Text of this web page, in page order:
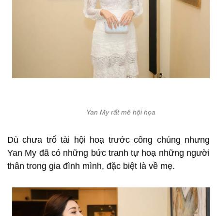
Yan My rất mê hội họa
Dù chưa trổ tài hội hoạ trước công chúng nhưng
Yan My đã có những bức tranh tự hoạ những người
thân trong gia đình mình, đặc biệt là về mẹ.